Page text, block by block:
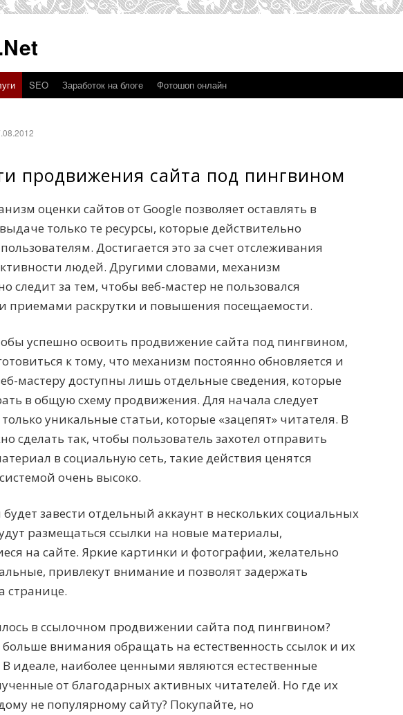
SEO Заработок на блоге Фотошоп онлайн
продвижения сайта под пингвином
оценки сайтов от Google позволяет оставлять в
только те ресурсы, которые действительно
Достигается это за счет отслеживания
людей. Другими словами, механизм
следит за тем, чтобы веб-мастер не пользовался
приемами раскрутки и повышения посещаемости.
успешно освоить продвижение сайта под пингвином,
к тому, что механизм постоянно обновляется и
мастеру доступны лишь отдельные сведения, которые
в общую схему продвижения. Для начала следует
уникальные статьи, которые «зацепят» читателя. В
сделать так, чтобы пользователь захотел отправить
в социальную сеть, такие действия ценятся
очень высоко.
завести отдельный аккаунт в нескольких социальных
размещаться ссылки на новые материалы,
на сайте. Яркие картинки и фотографии, желательно
привлекут внимание и позволят задержать
странице.
в ссылочном продвижении сайта под пингвином?
больше внимания обращать на естественность ссылок и их
идеале, наиболее ценными являются естественные
от благодарных активных читателей. Но где их
не популярному сайту? Покупайте, но